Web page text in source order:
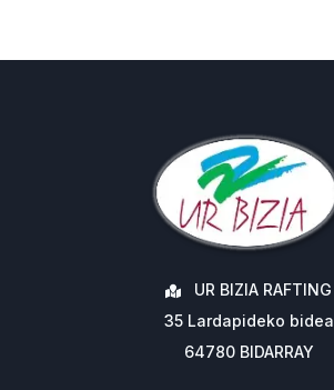
UR BIZIA RAFTING
35 Lardapideko bidea
64780 BIDARRAY